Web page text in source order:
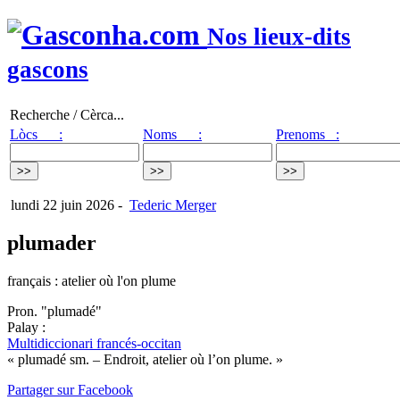
Nos lieux-dits
gascons
Recherche / Cèrca...
Lòcs :
Noms : Prenoms :
lundi 22 juin 2026 - Tederic Merger
plumader
français : atelier où l'on plume
Pron. "plumadé"
Palay :
Multidiccionari francés-occitan
« plumadé sm. – Endroit, atelier où l’on plume. »
Partager sur Facebook